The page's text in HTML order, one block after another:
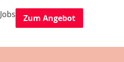
Jobs
Zum Angebot